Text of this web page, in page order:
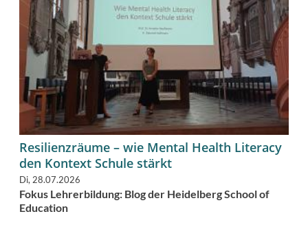
Resilienzräume – wie Mental Health Literacy
den Kontext Schule stärkt
Di, 28.07.2026
Fokus Lehrerbildung: Blog der Heidelberg School of
Education